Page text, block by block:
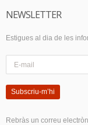
NEWSLETTER
Estigues al dia de les
Subscriu-m’hi
Rebràs un correu